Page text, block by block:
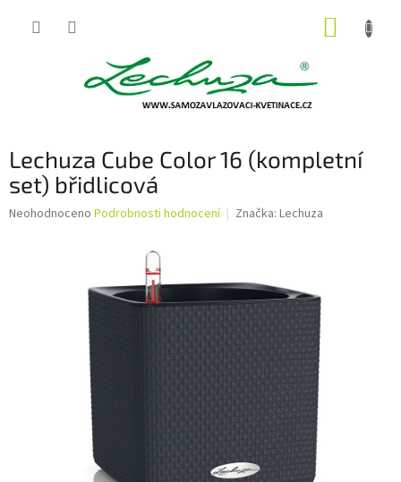
Lechuza Cube Color 16 (kompletní
set) břidlicová
Průměrné
Neohodnoceno Podrobnosti hodnocení Značka: Lechuza